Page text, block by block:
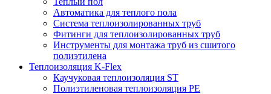
Автоматика для теплого пола
Система теплоизолированных труб
Фитинги для теплоизолированных труб
Инструменты для монтажа труб из сшитого
полиэтилена
Теплоизоляция K-Flex
Каучуковая теплоизоляция ST
Полиэтиленовая теплоизоляция PE